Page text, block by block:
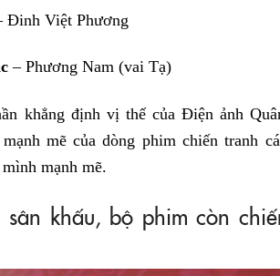
Đinh Việt Phương
– Phương Nam (vai Tạ)
khẳng định vị thế của Điện ảnh
mẽ của dòng phim chiến tranh
mạnh mẽ.
khấu, bộ phim còn